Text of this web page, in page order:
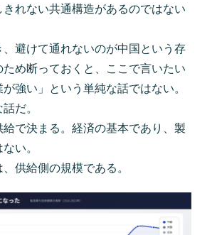
きれない共通構造があるのではない
、避けて通れないのが中国という存
め断っておくと、ここで言いたい
強い」という単純な話ではない。
だ。
で決まる。経済の基本であり、製
い。
供給側の規模である。